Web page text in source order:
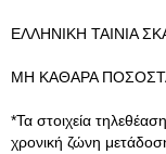
ΕΛΛΗΝΙΚΗ ΤΑΙΝΙΑ
ΜΗ ΚΑΘΑΡΑ
*Τα στοιχεία
χρονική ζώνη